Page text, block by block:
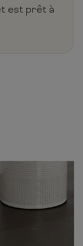
est prêt à